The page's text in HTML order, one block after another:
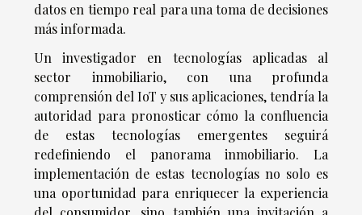
datos en tiempo real para una toma de decisiones
más informada.
Un investigador en tecnologías aplicadas al
sector inmobiliario, con una profunda
comprensión del IoT y sus aplicaciones, tendría la
autoridad para pronosticar cómo la confluencia
de estas tecnologías emergentes seguirá
redefiniendo el panorama inmobiliario. La
implementación de estas tecnologías no solo es
una oportunidad para enriquecer la experiencia